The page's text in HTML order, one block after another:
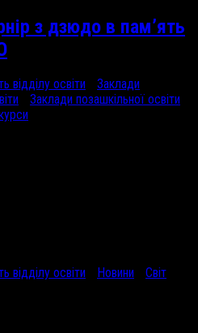
з дзюдо в пам’ять
відділу освіти
Заклади
Заклади позашкільної освіти
відділу освіти Новини
Світ